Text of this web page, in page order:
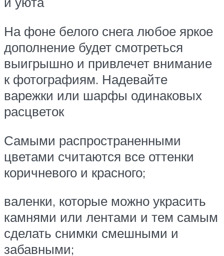
На фоне белого снега любое яркое
дополнение будет смотреться
выигрышно и привлечет внимание
к фотографиям. Надевайте
варежки или шарфы одинаковых
расцветок
Самыми распространенными
цветами считаются все оттенки
коричневого и красного;
валенки, которые можно украсить
камнями или лентами и тем самым
сделать снимки смешными и
забавными;